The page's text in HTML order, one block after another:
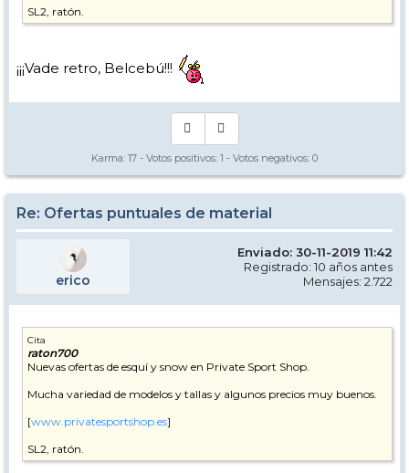
SL2, ratón.
¡¡¡Vade retro, Belcebú!!!
Karma: 17 - Votos positivos: 1 - Votos negativos: 0
Re: Ofertas puntuales de material
erico
Enviado: 30-11-2019 11:42
Registrado: 10 años antes
Mensajes: 2.722
Cita
raton700
Nuevas ofertas de esquí y snow en Private Sport Shop.
Mucha variedad de modelos y tallas y algunos precios muy buenos.
[www.privatesportshop.es]
SL2, ratón.